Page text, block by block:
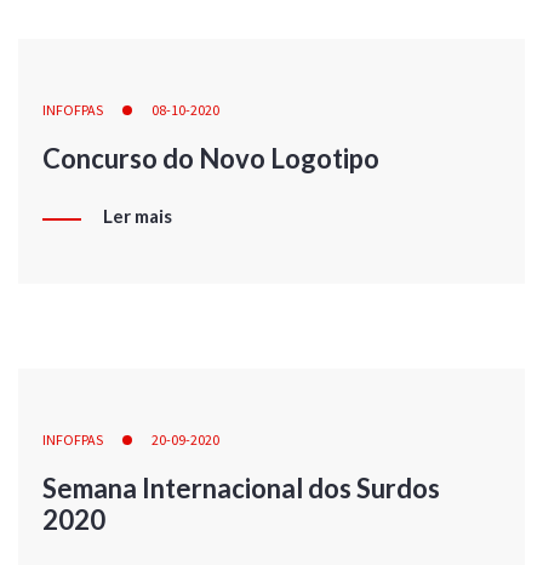
INFOFPAS 08-10-2020
Concurso do Novo Logotipo
Ler mais
INFOFPAS 20-09-2020
Semana Internacional dos Surdos
2020